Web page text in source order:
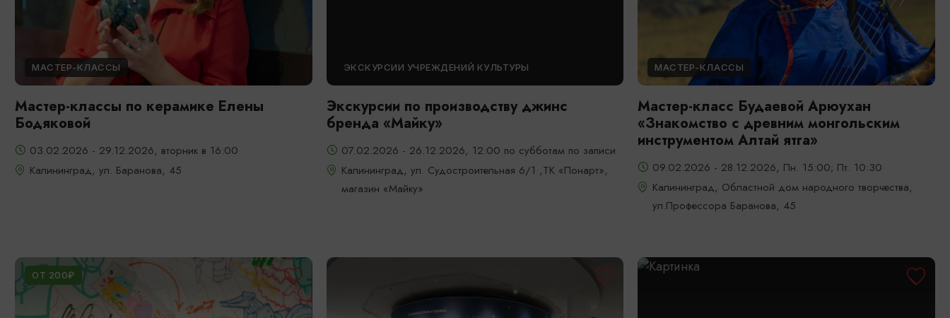
МАСТЕР-КЛАССЫ
Мастер-классы по керамике Елены
Бодяковой
03.02.2026 - 29.12.2026, вторник в 16:00
Калининград, ул. Баранова, 45
ЭКСКУРСИИ УЧРЕЖДЕНИЙ КУЛЬТУРЫ
Экскурсии по производству джинс
бренда «Майку»
07.02.2026 - 26.12.2026, 12:00 по субботам по записи
Калининград, ул. Судостроительная 6/1 ,ТК «Понарт»,
магазин «Майку»
МАСТЕР-КЛАССЫ
Мастер-класс Будаевой Арюухан
«Знакомство с древним монгольским
инструментом Алтай ятга»
09.02.2026 - 28.12.2026, Пн. 15:00; Пт. 10:30
Калининград, Областной дом народного творчества,
ул.Профессора Баранова, 45
ОТ 200₽